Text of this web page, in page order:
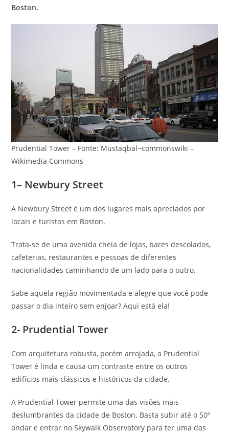
Boston.
Prudential Tower – Fonte: Mustaqbal~commonswiki –
Wikimedia Commons
1– Newbury Street
A Newbury Street é um dos lugares mais apreciados por
locais e turistas em Boston.
Trata-se de uma avenida cheia de lojas, bares descolados,
cafeterias, restaurantes e pessoas de diferentes
nacionalidades caminhando de um lado para o outro.
Sabe aquela região movimentada e alegre que você pode
passar o dia inteiro sem enjoar? Aqui está ela!
2- Prudential Tower
Com arquitetura robusta, porém arrojada, a Prudential
Tower é linda e causa um contraste entre os outros
edifícios mais clássicos e históricos da cidade.
A Prudential Tower permite uma das visões mais
deslumbrantes da cidade de Boston. Basta subir até o 50º
andar e entrar no Skywalk Observatory para ter uma das